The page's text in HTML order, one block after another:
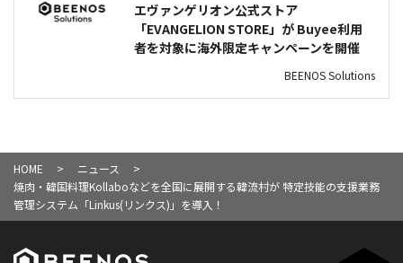
エヴァンゲリオン公式ストア
「EVANGELION STORE」が Buyee利用
者を対象に海外限定キャンペーンを開催
BEENOS Solutions
HOME
ニュース
焼肉・韓国料理Kollaboなどを全国に展開する韓流村が 特定技能の支援業務
管理システム「Linkus(リンクス)」を導入！